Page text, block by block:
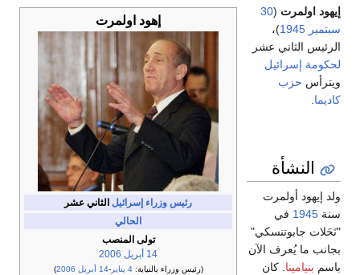
إهود اولمرت
رئيس وزراء إسرائيل الثاني عشر
الحالي
تولى المنصب
14 أبريل
2006
(رئيس وزراء بالنيابة:4 يناير -14 أبريل 2006
)
إيهود اولمرت (
30
سبتمبر 1945)،
الرئيس الثاني عشر
لحكومة إسرائيل
ويترأس حزب
كاديما
النشأة
ولد إيهود أولمرت
سنة 1945 في
"نَحَلات جابوتنسكي"
بجانب ما يُعرف الآن
باسم بنيامينا. كان